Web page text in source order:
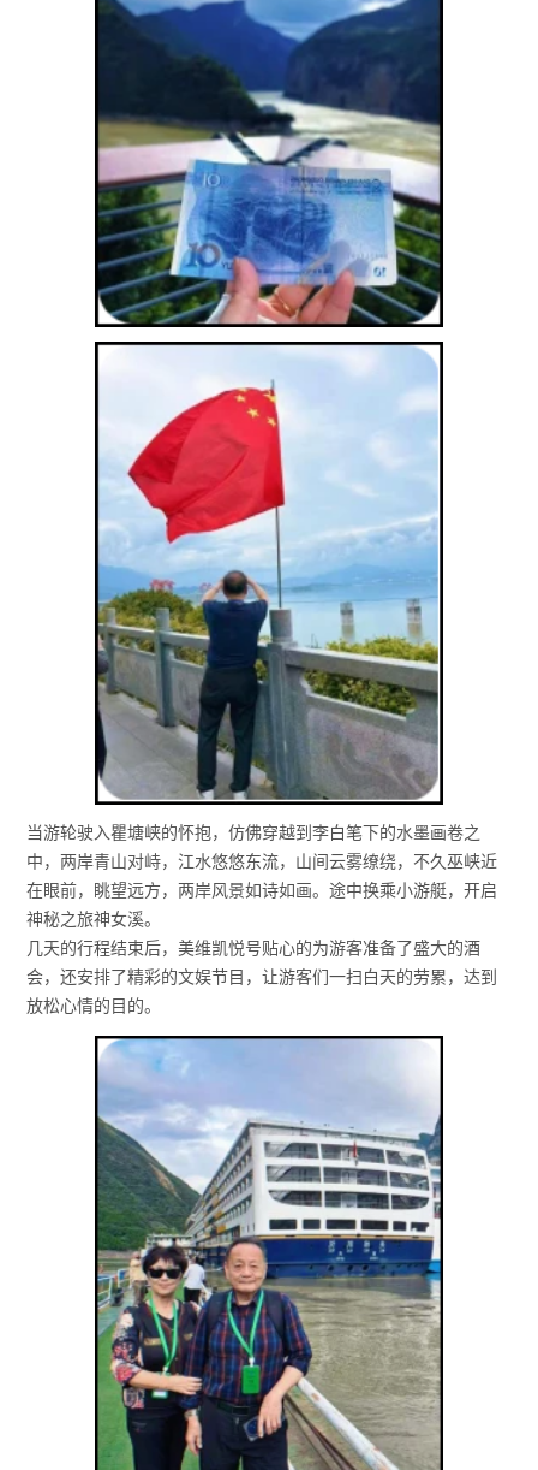
当游轮驶入瞿塘峡的怀抱，仿佛穿越到李白笔下的水墨画卷之
中，两岸青山对峙，江水悠悠东流，山间云雾缭绕，不久巫峡近
在眼前，眺望远方，两岸风景如诗如画。途中换乘小游艇，开启
神秘之旅神女溪。
几天的行程结束后，美维凯悦号贴心的为游客准备了盛大的酒
会，还安排了精彩的文娱节目，让游客们一扫白天的劳累，达到
放松心情的目的。